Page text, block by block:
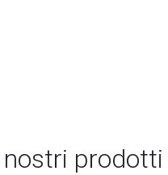
nostri prodotti